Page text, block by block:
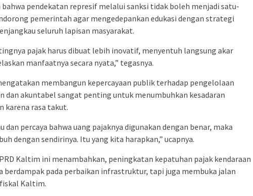
bahwa pendekatan represif melalui sanksi tidak boleh menjadi satu-
pemerintah agar mengedepankan edukasi dengan strategi
seluruh lapisan masyarakat.
pajak harus dibuat lebih inovatif, menyentuh langsung akar
manfaatnya secara nyata,” tegasnya.
membangun kepercayaan publik terhadap pengelolaan
dan akuntabel sangat penting untuk menumbuhkan kesadaran
karena rasa takut.
dan percaya bahwa uang pajaknya digunakan dengan benar, maka
dengan sendirinya. Itu yang kita harapkan,” ucapnya.
Kaltim ini menambahkan, peningkatan kepatuhan pajak kendaraan
berdampak pada perbaikan infrastruktur, tapi juga membuka jalan
Kaltim.